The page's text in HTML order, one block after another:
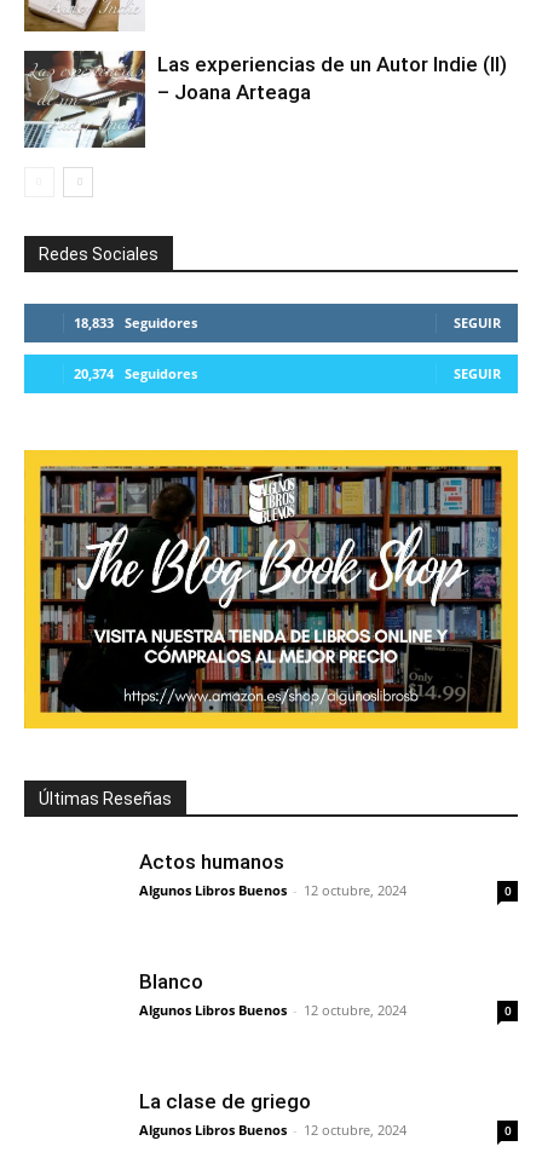
Las experiencias de un Autor Indie (II)
– Joana Arteaga
Redes Sociales
18,833 Seguidores SEGUIR
20,374 Seguidores SEGUIR
Últimas Reseñas
Actos humanos
Algunos Libros Buenos - 12 octubre, 2024 0
Blanco
Algunos Libros Buenos - 12 octubre, 2024 0
La clase de griego
Algunos Libros Buenos - 12 octubre, 2024 0